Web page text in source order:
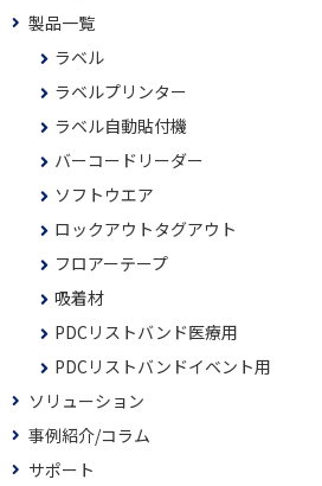
製品一覧
ラベル
ラベルプリンター
ラベル自動貼付機
バーコードリーダー
ソフトウエア
ロックアウトタグアウト
フロアーテープ
吸着材
PDCリストバンド医療用
PDCリストバンドイベント用
ソリューション
事例紹介/コラム
サポート